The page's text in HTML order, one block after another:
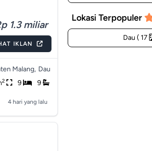
1.3 miliar
IKLAN
Malang, Dau
2 9 9
4 hari yang lalu
Lokasi Terpopuler
Dau ( 17